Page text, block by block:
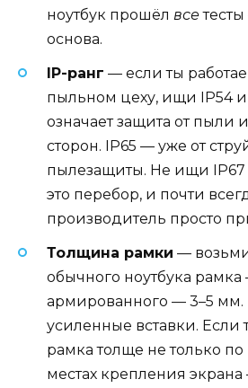
ноутбук прошёл все
основа.
IP-ранг — если ты
пыльном цеху, ищи IP54
означает защита от пыли
сторон. IP65 — уже от
пылезащиты. Не ищи IP67
это перебор, и почти
производитель просто
Толщина рамки —
обычного ноутбука рамка
армированного — 3–5 мм.
усиленные вставки. Если
рамка толще не только
местах крепления